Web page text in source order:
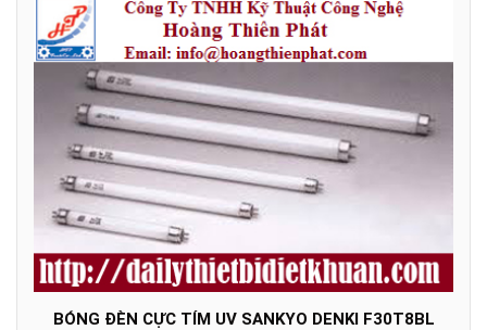
BÓNG ĐÈN CỰC TÍM UV SANKYO DENKI F30T8BL